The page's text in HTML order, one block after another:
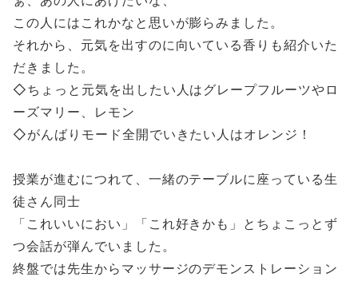
この人にはこれかなと思いが膨らみました。
それから、元気を出すのに向いている香りも紹介いた
だきました。
◇ちょっと元気を出したい人はグレープフルーツやロ
ーズマリー、レモン
◇がんばりモード全開でいきたい人はオレンジ！
授業が進むにつれて、一緒のテーブルに座っている生
徒さん同士
「これいいにおい」「これ好きかも」とちょこっとず
つ会話が弾んでいました。
終盤では先生からマッサージのデモンストレーション